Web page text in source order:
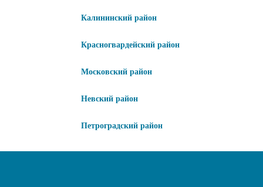
Калининский район
Красногвардейский район
Московский район
Невский район
Петроградский район